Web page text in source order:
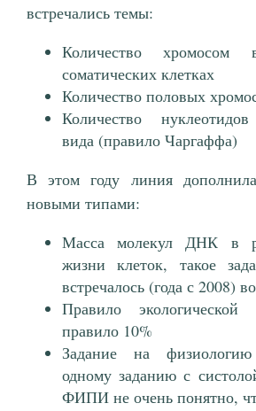
встречались темы:
Количество
соматических клетках
Количество половых
Количество
вида (правило Чаргаффа)
В этом году линия
новыми типами:
Масса молекул ДНК в
жизни клеток, такое
встречалось (года с 2008)
Правило
правило 10%
Задание на
одному заданию с
ФИПИ не очень понятно,